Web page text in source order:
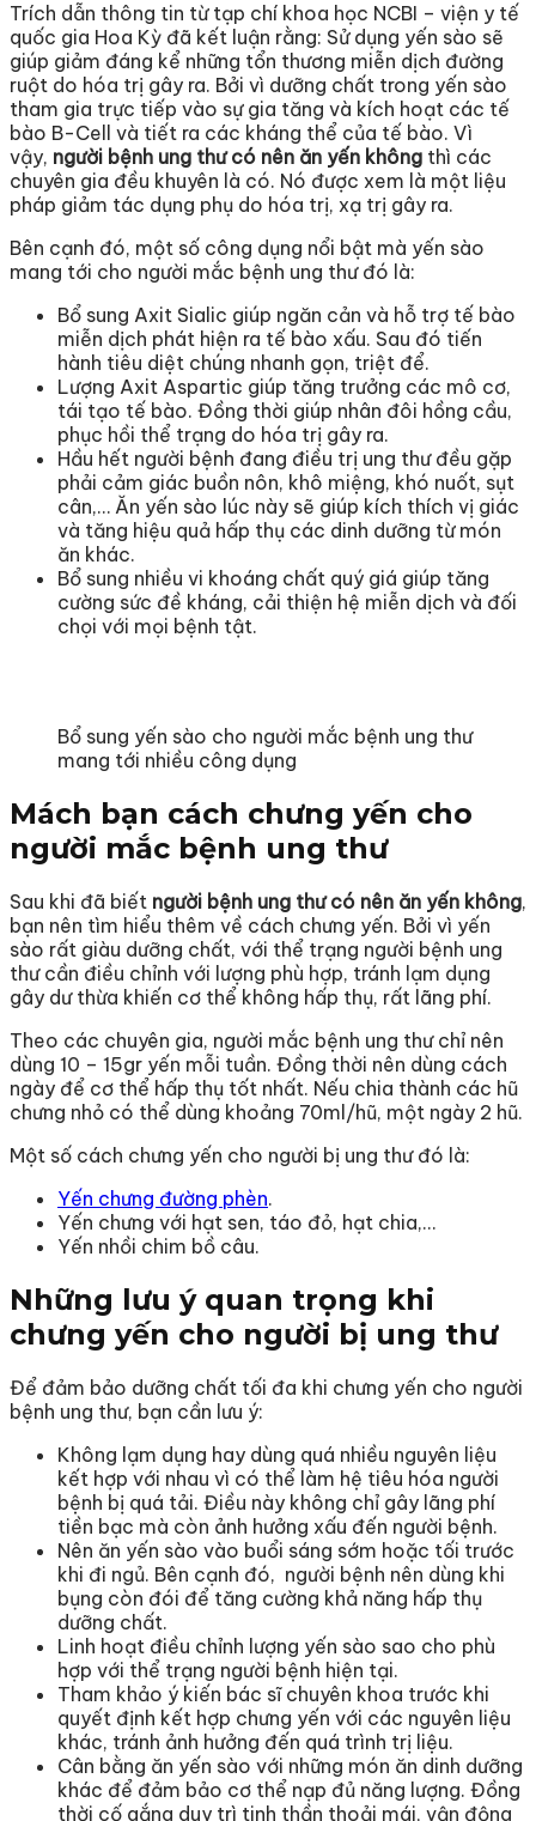
Trích dẫn thông tin từ tạp chí khoa học NCBI – viện y tế
quốc gia Hoa Kỳ đã kết luận rằng: Sử dụng yến sào sẽ
giúp giảm đáng kể những tổn thương miễn dịch đường
ruột do hóa trị gây ra. Bởi vì dưỡng chất trong yến sào
tham gia trực tiếp vào sự gia tăng và kích hoạt các tế
bào B-Cell và tiết ra các kháng thể của tế bào. Vì
vậy, người bệnh ung thư có nên ăn yến không thì các
chuyên gia đều khuyên là có. Nó được xem là một liệu
pháp giảm tác dụng phụ do hóa trị, xạ trị gây ra.
Bên cạnh đó, một số công dụng nổi bật mà yến sào
mang tới cho người mắc bệnh ung thư đó là:
Bổ sung Axit Sialic giúp ngăn cản và hỗ trợ tế bào
miễn dịch phát hiện ra tế bào xấu. Sau đó tiến
hành tiêu diệt chúng nhanh gọn, triệt để.
Lượng Axit Aspartic giúp tăng trưởng các mô cơ,
tái tạo tế bào. Đồng thời giúp nhân đôi hồng cầu,
phục hồi thể trạng do hóa trị gây ra.
Hầu hết người bệnh đang điều trị ung thư đều gặp
phải cảm giác buồn nôn, khô miệng, khó nuốt, sụt
cân,… Ăn yến sào lúc này sẽ giúp kích thích vị giác
và tăng hiệu quả hấp thụ các dinh dưỡng từ món
ăn khác.
Bổ sung nhiều vi khoáng chất quý giá giúp tăng
cường sức đề kháng, cải thiện hệ miễn dịch và đối
chọi với mọi bệnh tật.
Bổ sung yến sào cho người mắc bệnh ung thư
mang tới nhiều công dụng
Mách bạn cách chưng yến cho
người mắc bệnh ung thư
Sau khi đã biết người bệnh ung thư có nên ăn yến không,
bạn nên tìm hiểu thêm về cách chưng yến. Bởi vì yến
sào rất giàu dưỡng chất, với thể trạng người bệnh ung
thư cần điều chỉnh với lượng phù hợp, tránh lạm dụng
gây dư thừa khiến cơ thể không hấp thụ, rất lãng phí.
Theo các chuyên gia, người mắc bệnh ung thư chỉ nên
dùng 10 – 15gr yến mỗi tuần. Đồng thời nên dùng cách
ngày để cơ thể hấp thụ tốt nhất. Nếu chia thành các hũ
chưng nhỏ có thể dùng khoảng 70ml/hũ, một ngày 2 hũ.
Một số cách chưng yến cho người bị ung thư đó là:
Yến chưng đường phèn.
Yến chưng với hạt sen, táo đỏ, hạt chia,…
Yến nhồi chim bồ câu.
Những lưu ý quan trọng khi
chưng yến cho người bị ung thư
Để đảm bảo dưỡng chất tối đa khi chưng yến cho người
bệnh ung thư, bạn cần lưu ý:
Không lạm dụng hay dùng quá nhiều nguyên liệu
kết hợp với nhau vì có thể làm hệ tiêu hóa người
bệnh bị quá tải. Điều này không chỉ gây lãng phí
tiền bạc mà còn ảnh hưởng xấu đến người bệnh.
Nên ăn yến sào vào buổi sáng sớm hoặc tối trước
khi đi ngủ. Bên cạnh đó, người bệnh nên dùng khi
bụng còn đói để tăng cường khả năng hấp thụ
dưỡng chất.
Linh hoạt điều chỉnh lượng yến sào sao cho phù
hợp với thể trạng người bệnh hiện tại.
Tham khảo ý kiến bác sĩ chuyên khoa trước khi
quyết định kết hợp chưng yến với các nguyên liệu
khác, tránh ảnh hưởng đến quá trình trị liệu.
Cân bằng ăn yến sào với những món ăn dinh dưỡng
khác để đảm bảo cơ thể nạp đủ năng lượng. Đồng
thời cố gắng duy trì tinh thần thoải mái, vận động